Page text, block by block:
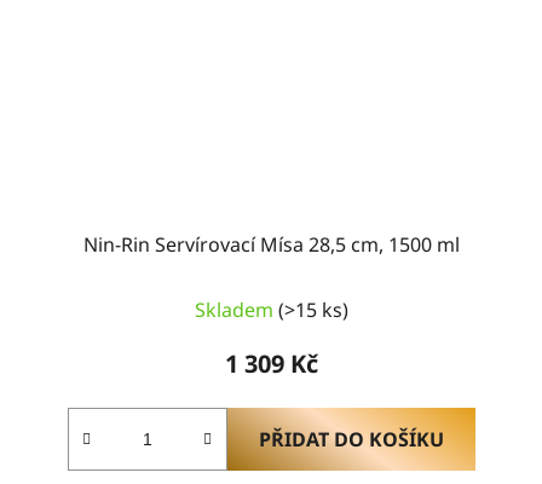
Nin-Rin Servírovací Mísa 28,5 cm, 1500 ml
Skladem (>15 ks)
1 309 Kč
PŘIDAT DO KOŠÍKU